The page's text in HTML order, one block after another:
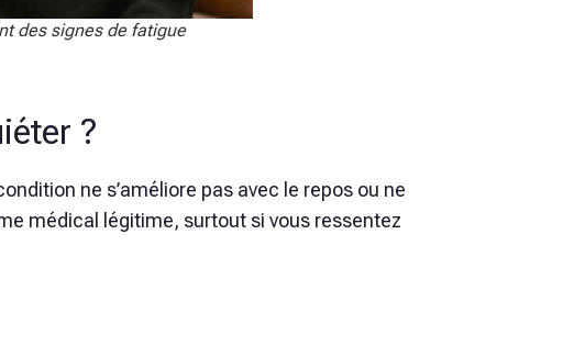
des signes de fatigue
?
ne s’améliore pas avec le repos ou ne
médical légitime, surtout si vous ressentez